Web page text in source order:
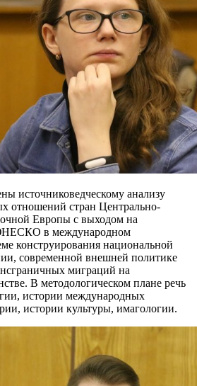
источниковедческому анализу
отношений стран Центрально-
Европы с выходом на
в международном
конструирования национальной
современной внешней политике
миграций на
В методологическом плане речь
истории международных
истории культуры, имагологии.